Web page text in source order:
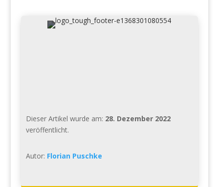
Dieser Artikel wurde am: 28. Dezember 2022
veröffentlicht.
Autor: Florian Puschke